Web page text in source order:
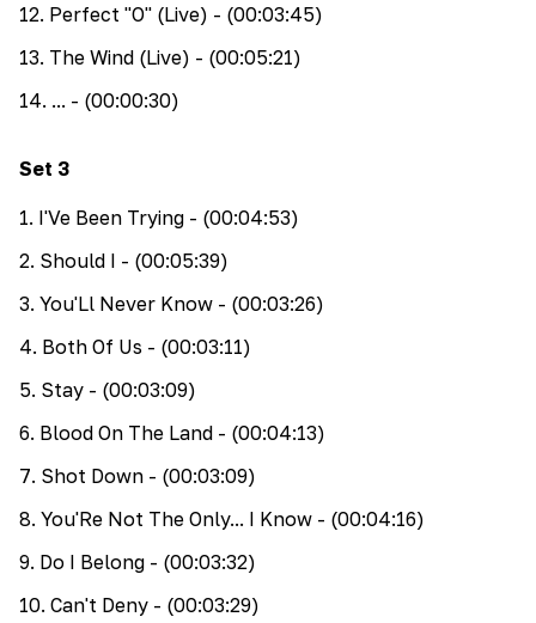
12. Perfect "O" (Live) - (00:03:45)
13. The Wind (Live) - (00:05:21)
14. ... - (00:00:30)
Set 3
1. I'Ve Been Trying - (00:04:53)
2. Should I - (00:05:39)
3. You'Ll Never Know - (00:03:26)
4. Both Of Us - (00:03:11)
5. Stay - (00:03:09)
6. Blood On The Land - (00:04:13)
7. Shot Down - (00:03:09)
8. You'Re Not The Only... I Know - (00:04:16)
9. Do I Belong - (00:03:32)
10. Can't Deny - (00:03:29)